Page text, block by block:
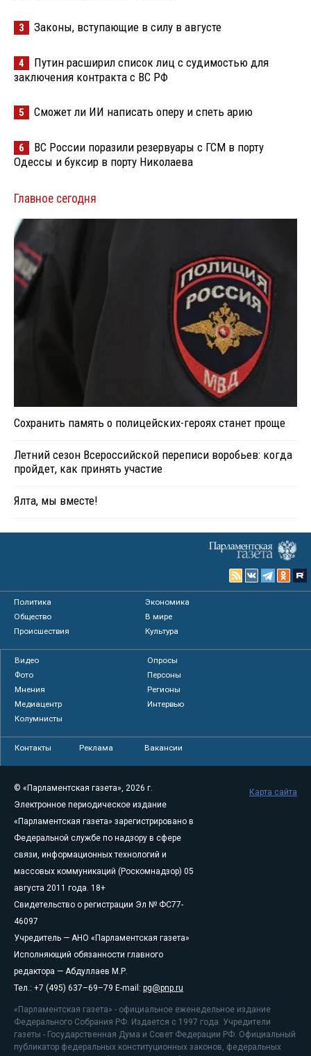
3 Законы, вступающие в силу в августе
4
Путин расширил список лиц с судимостью для
заключения контракта с ВС РФ
5 Сможет ли ИИ написать оперу и спеть арию
6
ВС России поразили резервуары с ГСМ в порту
Одессы и буксир в порту Николаева
Главное сегодня
Сохранить память о полицейских-героях станет проще
Летний сезон Всероссийской переписи воробьев: когда
пройдет, как принять участие
Ялта, мы вместе!
Политика
Экономика
Общество
В мире
Происшествия
Культура
Видео
Опросы
Фото
Персоны
Мнения
Регионы
Медиацентр
Интервью
Колумнисты
Контакты Реклама Вакансии
© «Парламентская газета», 2026 г.
Электронное периодическое издание
«Парламентская газета» зарегистрировано в
Федеральной службе по надзору в сфере
связи, информационных технологий и
массовых коммуникаций (Роскомнадзор) 05
августа 2011 года. 18+
Свидетельство о регистрации Эл № ФС77-
46097
Учредитель — АНО «Парламентская газета»
Исполняющий обязанности главного
редактора — Абдуллаев М.Р.
Тел.: +7 (495) 637–69–79 E-mail: pg@pnp.ru
«Парламентская газета» - официальное еженедельное издание
Федерального Собрания РФ. Издается с 1997 года. Учредители
газеты - Государственная Дума и Совет Федерации РФ. Официальный
публикатор федеральных конституционных законов, федеральных
Карта сайта